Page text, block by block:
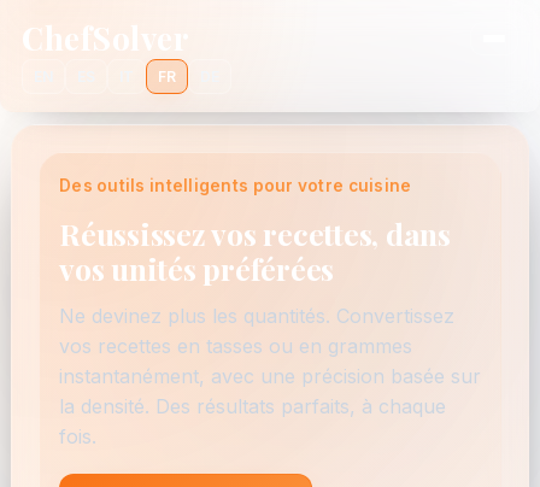
ChefSolver
FR
Des outils intelligents pour votre cuisine
Réussissez vos recettes, dans
vos unités préférées
Ne devinez plus les quantités. Convertissez
vos recettes en tasses ou en grammes
instantanément, avec une précision basée sur
la densité. Des résultats parfaits, à chaque
fois.